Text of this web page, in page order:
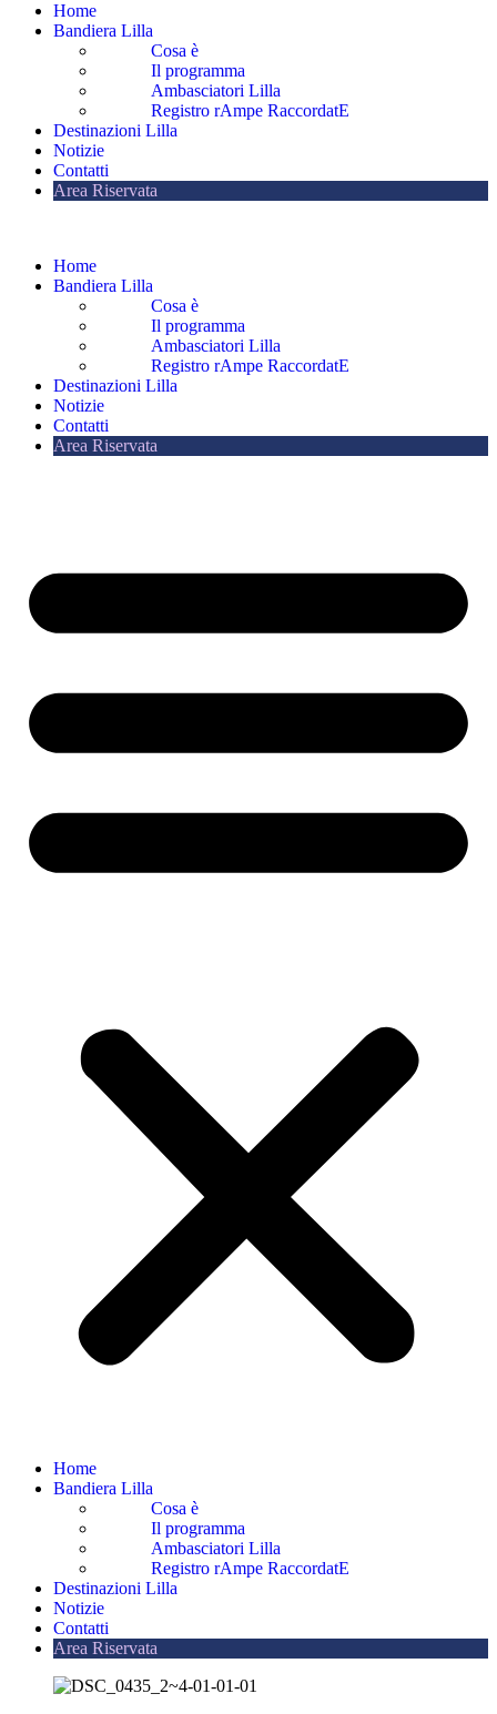
Home
Bandiera Lilla
Cosa è
Il programma
Ambasciatori Lilla
Registro rAmpe RaccordatE
Destinazioni Lilla
Notizie
Contatti
Area Riservata
Home
Bandiera Lilla
Cosa è
Il programma
Ambasciatori Lilla
Registro rAmpe RaccordatE
Destinazioni Lilla
Notizie
Contatti
Area Riservata
Home
Bandiera Lilla
Cosa è
Il programma
Ambasciatori Lilla
Registro rAmpe RaccordatE
Destinazioni Lilla
Notizie
Contatti
Area Riservata